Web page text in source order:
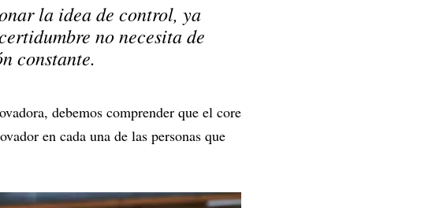
la idea de control, ya
no necesita de
constante.
debemos comprender que el core
en cada una de las personas que